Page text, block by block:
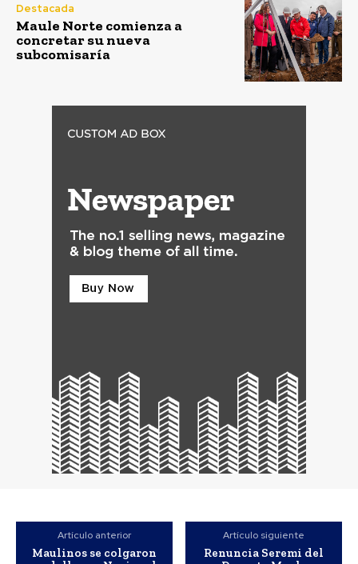
Destacada
Maule Norte comienza a
concretar su nueva
subcomisaría
Artículo anterior
Maulinos se colgaron
Artículo siguiente
Renuncia Seremi del